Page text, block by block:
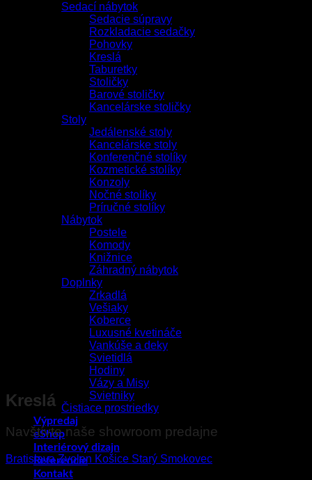
Sedací nábytok
Sedacie súpravy
Rozkladacie sedačky
Pohovky
Kreslá
Taburetky
Stoličky
Barové stoličky
Kancelárske stoličky
Stoly
Jedálenské stoly
Kancelárske stoly
Konferenčné stolíky
Kozmetické stolíky
Konzoly
Nočné stolíky
Príručné stolíky
Nábytok
Postele
Komody
Knižnice
Záhradný nábytok
Doplnky
Zrkadlá
Vešiaky
Koberce
Luxusné kvetináče
Vankúše a deky
Svietidlá
Hodiny
Vázy a Misy
Svietniky
Čistiace prostriedky
Výpredaj
eShop
Interiérový dizajn
Referencie
Kontakt
Kreslá
Navštívte naše showroom predajne
Bratislava Zvolen Košice Starý Smokovec